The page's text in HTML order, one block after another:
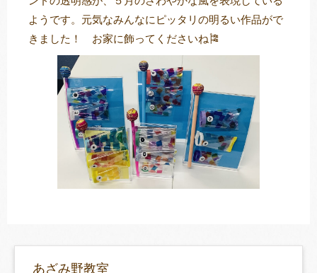
ようです。元気なみんなにピッタリの明るい作品がで
きました！ お家に飾ってくださいね🎏
あざみ野教室